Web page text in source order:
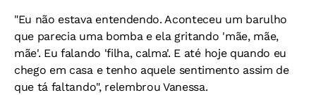
"Eu não estava entendendo. Aconteceu um barulho
que parecia uma bomba e ela gritando 'mãe, mãe,
mãe'. Eu falando 'filha, calma'. E até hoje quando eu
chego em casa e tenho aquele sentimento assim de
que tá faltando", relembrou Vanessa.